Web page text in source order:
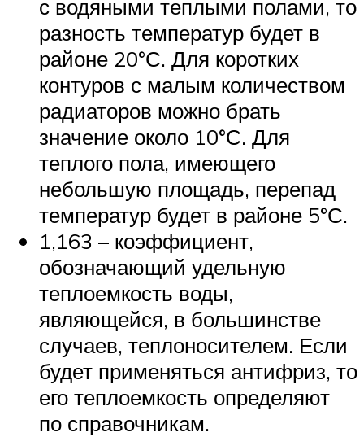
с водяными теплыми полами, то
разность температур будет в
районе 20°С. Для коротких
контуров с малым количеством
радиаторов можно брать
значение около 10°С. Для
теплого пола, имеющего
небольшую площадь, перепад
температур будет в районе 5°С.
1,163 – коэффициент,
обозначающий удельную
теплоемкость воды,
являющейся, в большинстве
случаев, теплоносителем. Если
будет применяться антифриз, то
его теплоемкость определяют
по справочникам.